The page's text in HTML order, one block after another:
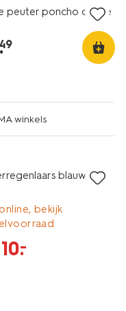
peuter poncho creme
.
49
winkels
blauw
bekijk
10.
–